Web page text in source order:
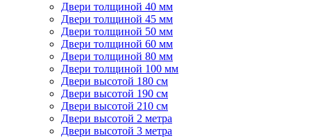
Двери толщиной 40 мм
Двери толщиной 45 мм
Двери толщиной 50 мм
Двери толщиной 60 мм
Двери толщиной 80 мм
Двери толщиной 100 мм
Двери высотой 180 см
Двери высотой 190 см
Двери высотой 210 см
Двери высотой 2 метра
Двери высотой 3 метра